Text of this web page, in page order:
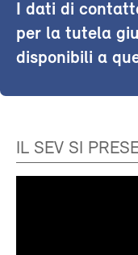
I dati di
per la tutela
disponibili a
IL SEV SI